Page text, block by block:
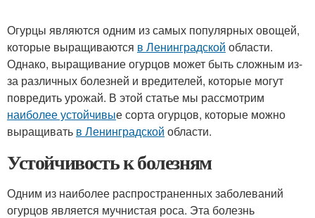
Огурцы являются одним из самых популярных овощей,
которые выращиваются в Ленинградской области.
Однако, выращивание огурцов может быть сложным из-
за различных болезней и вредителей, которые могут
повредить урожай. В этой статье мы рассмотрим
наиболее устойчивые сорта огурцов, которые можно
выращивать в Ленинградской области.
Устойчивость к болезням
Одним из наиболее распространенных заболеваний
огурцов является мучнистая роса. Эта болезнь